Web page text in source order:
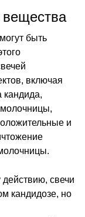
быть
включая
кандида,
и
свечи
кандидозе, но